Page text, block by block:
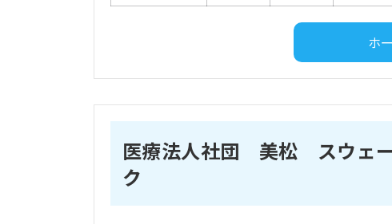
ホ
医療法人社団 美松 スウェー
ク